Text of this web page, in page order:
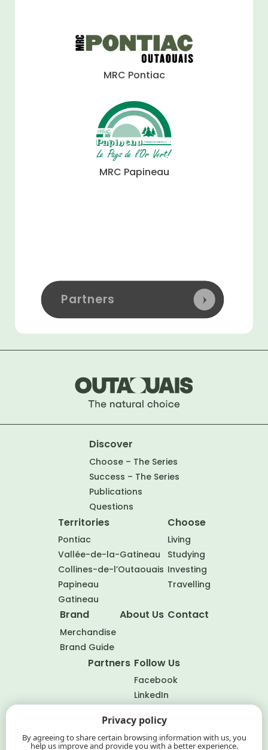
MRC Pontiac
MRC Papineau
Partners
Discover
Choose – The Series
Success – The Series
Publications
Questions
Territories
Pontiac
Vallée-de-la-Gatineau
Collines-de-l’Outaouais
Papineau
Gatineau
Choose
Living
Studying
Investing
Travelling
Brand
Merchandise
Brand Guide
About Us Contact
Partners Follow Us
Facebook
LinkedIn
FR
Privacy policy
By agreeing to share certain browsing information with us, you
help us improve and provide you with a better experience.